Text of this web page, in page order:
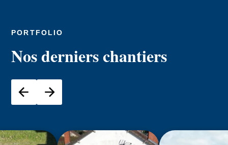
PORTFOLIO
Nos derniers chantiers